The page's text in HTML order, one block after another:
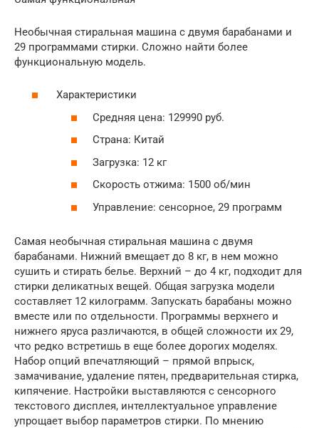
Необычная стиральная машина с двумя барабанами и
29 программами стирки. Сложно найти более
функциональную модель.
Характеристики
Средняя цена: 129990 руб.
Страна: Китай
Загрузка: 12 кг
Скорость отжима: 1500 об/мин
Управление: сенсорное, 29 программ
Самая необычная стиральная машина с двумя
барабанами. Нижний вмещает до 8 кг, в нем можно
сушить и стирать белье. Верхний – до 4 кг, подходит для
стирки деликатных вещей. Общая загрузка модели
составляет 12 килограмм. Запускать барабаны можно
вместе или по отдельности. Программы верхнего и
нижнего яруса различаются, в общей сложности их 29,
что редко встретишь в еще более дорогих моделях.
Набор опций впечатляющий – прямой впрыск,
замачивание, удаление пятен, предварительная стирка,
кипячение. Настройки выставляются с сенсорного
текстового дисплея, интеллектуальное управление
упрощает выбор параметров стирки. По мнению